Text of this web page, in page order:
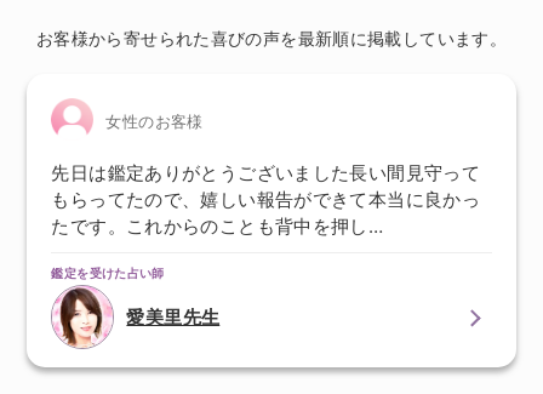
お客様から寄せられた喜びの声を最新順に掲載しています。
女性のお客様
先日は鑑定ありがとうございました長い間見守って
もらってたので、嬉しい報告ができて本当に良かっ
たです。これからのことも背中を押し…
鑑定を受けた占い師
愛美里先生